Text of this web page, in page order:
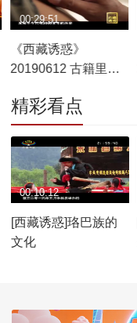
《西藏诱惑》
20190612 古籍里的
00:29:51
精彩看点
[西藏诱惑]珞巴族的
文化
00:10:12